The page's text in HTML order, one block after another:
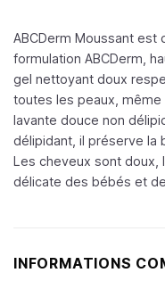
ABCDerm Moussant
formulation ABCDerm,
gel nettoyant doux
toutes les peaux, même
lavante douce non
délipidant, il préserve la
Les cheveux sont doux,
délicate des bébés et
INFORMATIONS